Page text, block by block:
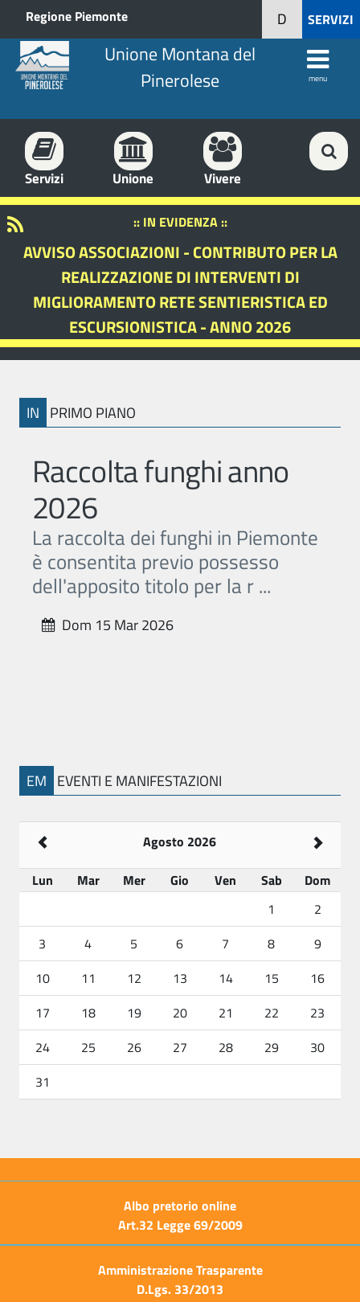
Regione Piemonte SERVIZI
D
Unione Montana del
Pinerolese
menu
Servizi Unione Vivere
:: IN EVIDENZA ::
AVVISO ASSOCIAZIONI - CONTRIBUTO PER LA
REALIZZAZIONE DI INTERVENTI DI
MIGLIORAMENTO RETE SENTIERISTICA ED
ESCURSIONISTICA - ANNO 2026
IN PRIMO PIANO
Raccolta funghi anno
2026
La raccolta dei funghi in Piemonte
è consentita previo possesso
dell'apposito titolo per la r ...
Dom 15 Mar 2026
EM EVENTI E MANIFESTAZIONI
Agosto 2026
Lun
Mar Mer Gio Ven Sab
Dom
1
2
3
4 5 6 7 8
9
10
11 12 13 14 15
16
17
18 19 20 21 22
23
24
25 26 27 28 29
30
31
Albo pretorio online
Art.32 Legge 69/2009
Amministrazione Trasparente
D.Lgs. 33/2013